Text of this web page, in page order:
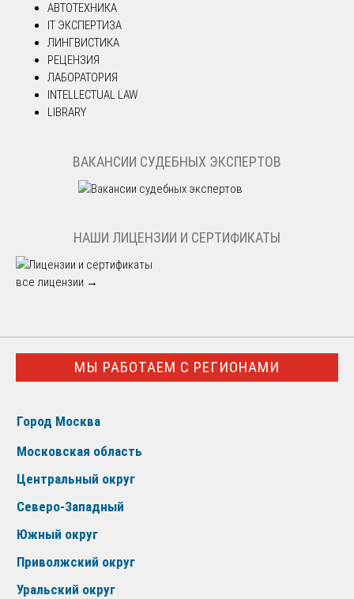
АВТОТЕХНИКА
IT ЭКСПЕРТИЗА
ЛИНГВИСТИКА
РЕЦЕНЗИЯ
ЛАБОРАТОРИЯ
INTELLECTUAL LAW
LIBRARY
ВАКАНСИИ СУДЕБНЫХ ЭКСПЕРТОВ
НАШИ ЛИЦЕНЗИИ И СЕРТИФИКАТЫ
все лицензии →
МЫ РАБОТАЕМ С РЕГИОНАМИ
Город Москва
Московская область
Центральный округ
Северо-Западный
Южный округ
Приволжский округ
Уральский округ